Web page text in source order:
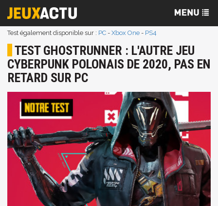
Test également disponible sur : PC - Xbox One - PS4
TEST GHOSTRUNNER : L'AUTRE JEU
CYBERPUNK POLONAIS DE 2020, PAS EN
RETARD SUR PC